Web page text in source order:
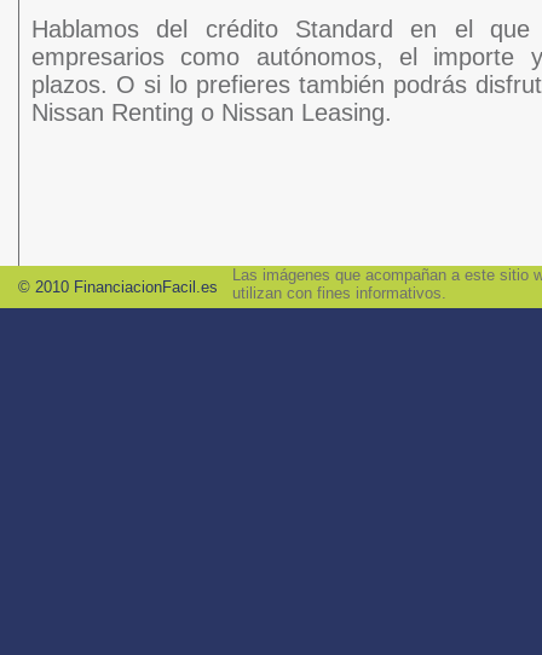
Hablamos del crédito Standard en el que
empresarios como autónomos, el
plazos. O si lo prefieres también podrás
Nissan Renting o Nissan Leasing.
© 2010 FinanciacionFacil.es
Las imágenes que acompañan a este sitio
utilizan con fines informativos.